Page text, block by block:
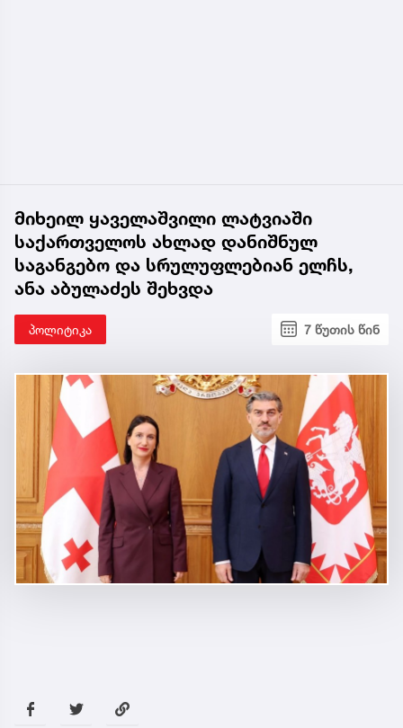
მიხეილ ყაველაშვილი ლატვიაში
საქართველოს ახლად დანიშნულ
საგანგებო და სრულუფლებიან ელჩს,
ანა აბულაძეს შეხვდა
პოლიტიკა 7 წუთის წინ